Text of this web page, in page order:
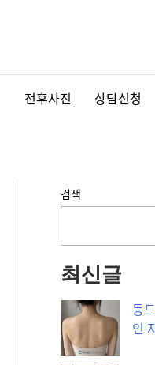
전후사진 상담신청
검색
최신글
등
인